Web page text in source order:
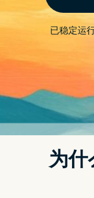
由 CanSecWest
的「Pwn2Own」是
的挑战竞赛活动，
多从未被任何人发
年这场为期三天的
型企业的赞助，而
金，藉此鼓励他们
赛者们光是在第一
的 VirtualBox、微